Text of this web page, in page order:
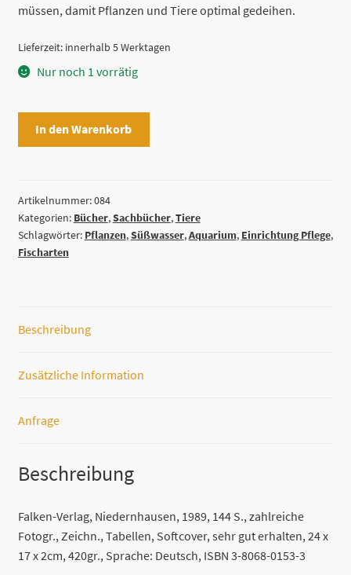
müssen, damit Pflanzen und Tiere optimal gedeihen.
Lieferzeit: innerhalb 5 Werktagen
Nur noch 1 vorrätig
Hans
J.
Mayland
Menge
In den Warenkorb
Artikelnummer:084
Kategorien: Bücher,Sachbücher,Tiere
Schlagwörter: Pflanzen,Süßwasser,Aquarium, Einrichtung Pflege,
Fischarten
Beschreibung
Zusätzliche Information
Anfrage
Beschreibung
Falken-Verlag, Niedernhausen, 1989, 144 S., zahlreiche
Fotogr., Zeichn., Tabellen, Softcover, sehr gut erhalten, 24 x
17 x 2cm, 420gr., Sprache: Deutsch, ISBN 3-8068-0153-3